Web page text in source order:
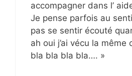
accompagner dans l’
Je pense parfois au
pas se sentir écouté
ah oui j’ai vécu la même
bla bla bla bla…. »